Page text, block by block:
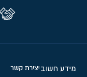
מידע חשוביצירת קשר